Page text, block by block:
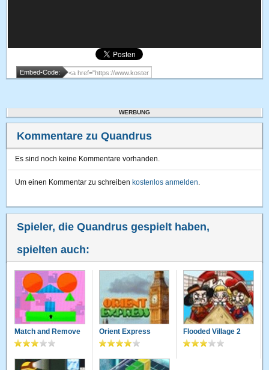
Embed-Code:
WERBUNG
Kommentare zu Quandrus
Es sind noch keine Kommentare vorhanden.
Um einen Kommentar zu schreiben kostenlos anmelden.
Spieler, die Quandrus gespielt haben,
spielten auch:
Match and Remove Orient Express Flooded Village 2